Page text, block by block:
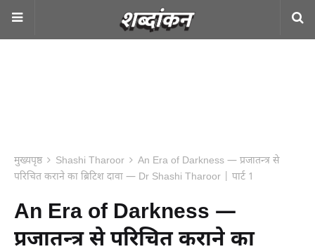
मुख्यपृष्ठ Shashi Tharoor
An Era of Darkness — प्रजातन्त्र से
परिचित कराने का ब्रिटिश दावा — Dr Shashi Tharoor | पार्ट 1
An Era of Darkness —
प्रजातन्त्र से परिचित कराने का